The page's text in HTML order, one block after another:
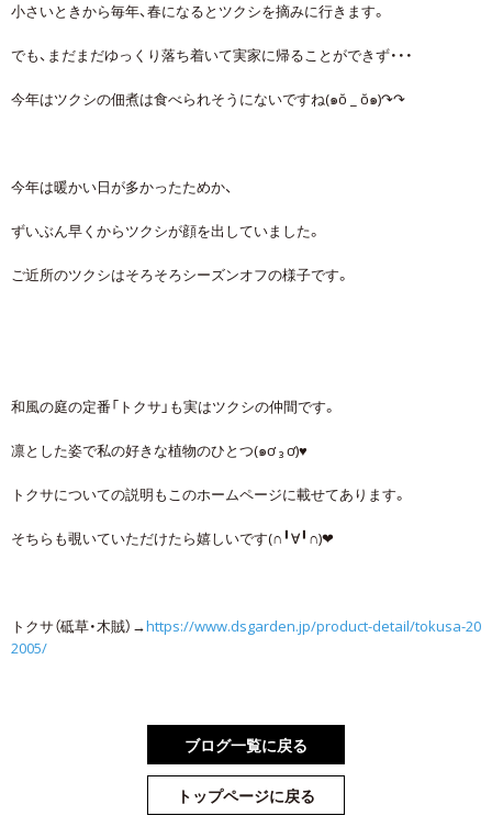
小さいときから毎年、春になるとツクシを摘みに行きます。
でも、まだまだゆっくり落ち着いて実家に帰ることができず・・・
今年はツクシの佃煮は食べられそうにないですね(๑ŏ _ ŏ๑)↷↷
今年は暖かい日が多かったためか、
ずいぶん早くからツクシが顔を出していました。
ご近所のツクシはそろそろシーズンオフの様子です。
和風の庭の定番「トクサ」も実はツクシの仲間です。
凛とした姿で私の好きな植物のひとつ(๑ơ ₃ ơ)♥
トクサについての説明もこのホームページに載せてあります。
そちらも覗いていただけたら嬉しいです(∩╹∀╹∩)❤
トクサ（砥草・木賊）→https://www.dsgarden.jp/product-detail/tokusa-20
2005/
ブログ一覧に戻る
トップページに戻る